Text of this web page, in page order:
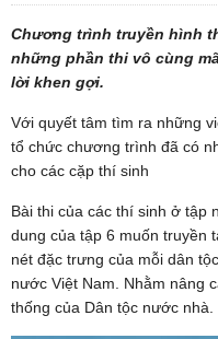
Chương trình truyền hình
những phần thi vô cùng
lời khen gợi.
Với quyết tâm tìm ra những
tổ chức chương trình đã có
cho các cặp thí sinh
Bài thi của các thí sinh ở tập
dung của tập 6 muốn truyền
nét đặc trưng của mỗi dân
nước Việt Nam. Nhằm nâng
thống của Dân tộc nước nhà.